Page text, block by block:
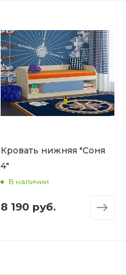
Кровать нижняя "Соня
4"
В наличии
8 190 руб.